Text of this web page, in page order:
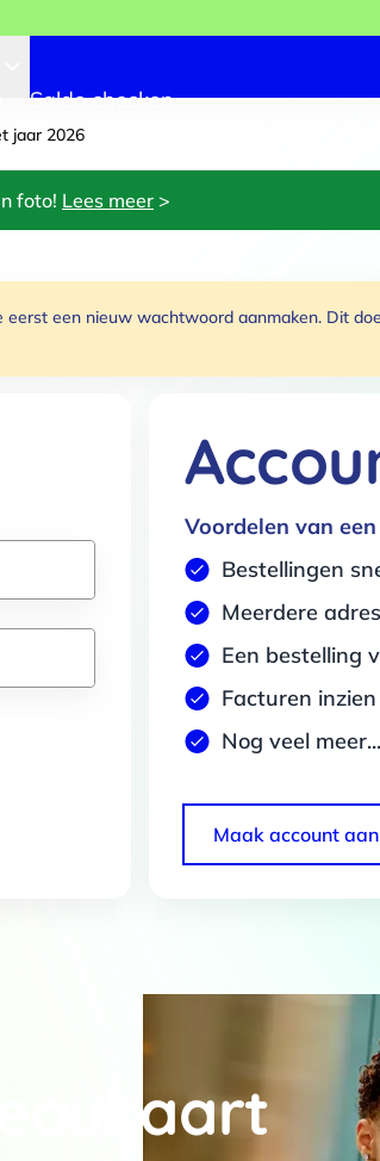
te personaliseren, om functies voor social
over jouw gebruik van onze site met
gegevens combineren met andere
van hun services.
Saldo checken
jaar 2026
foto! Lees meer >
een nieuw wachtwoord aanmaken. Dit
Voordelen van
Bestellingen
Meerdere
Een bestelling
Facturen inzien
Nog veel meer...
Maak account aan